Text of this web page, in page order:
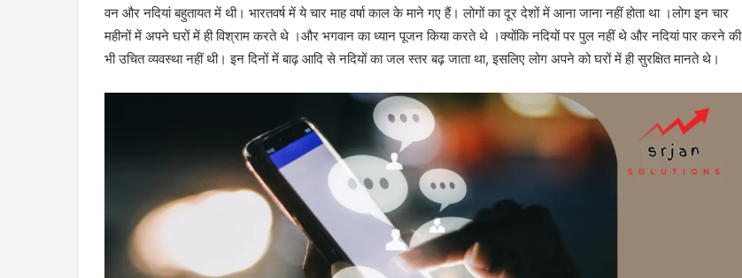
वन और नदियां बहुतायत में थी। भारतवर्ष में ये चार माह वर्षा काल के माने गए हैं। लोगों का दूर देशों में आना जाना नहीं होता था ।लोग इन चार
महीनों में अपने घरों में ही विश्राम करते थे ।और भगवान का ध्यान पूजन किया करते थे ।क्योंकि नदियों पर पुल नहीं थे और नदियां पार करने की
भी उचित व्यवस्था नहीं थी। इन दिनों में बाढ़ आदि से नदियों का जल स्तर बढ़ जाता था, इसलिए लोग अपने को घरों में ही सुरक्षित मानते थे।